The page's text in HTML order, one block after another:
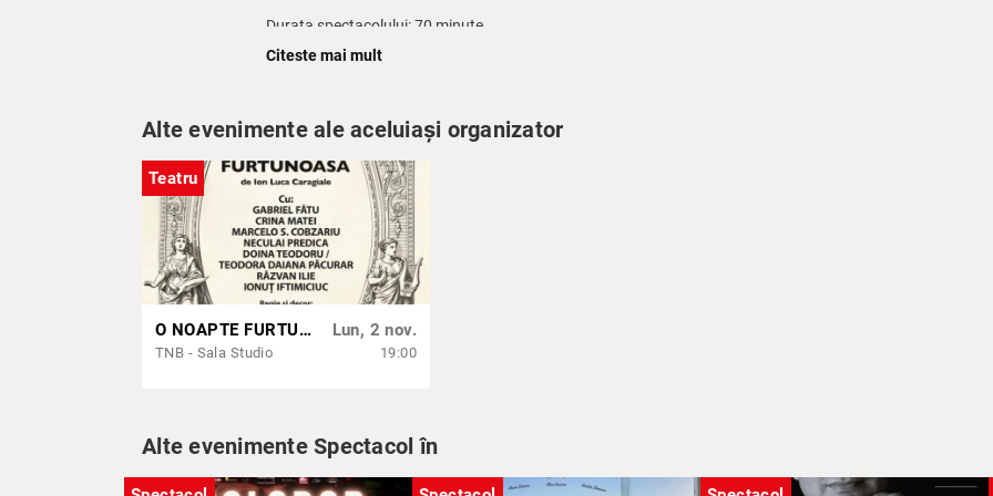
Durata spectacolului: 70 minute
Voce Constantin Brâncuși:
Pian:ADINA COCARGEANU
Vioară:GEANINA MERAGIU
Regie & Light Design:BEATRICE RANCEA
„E un spectacol original, necesar, dinamic și expresiv din toate punctele de vedere, care se adresează și
deoarece conține o mare doză de magie recreând portretul unui geniu. După spectacol, am avut inima plină!"
Citeste mai mult
Alte evenimente ale aceluiași organizator
Teatru
O NOAPTE FURTUNOASĂ
TNB - Sala Studio
Lun, 2 nov.
19:00
Alte evenimente Spectacol în